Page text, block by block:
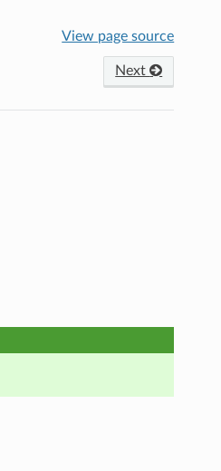
View page source
Next